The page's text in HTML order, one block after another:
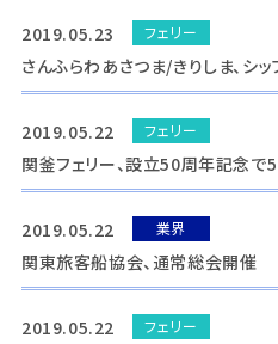
2019.05.23 フェリー
さんふらわあさつま/きりしま、シ
2019.05.22 フェリー
関釜フェリー、設立50周年記念
2019.05.22 業界
関東旅客船協会、通常総会開催
2019.05.22 フェリー